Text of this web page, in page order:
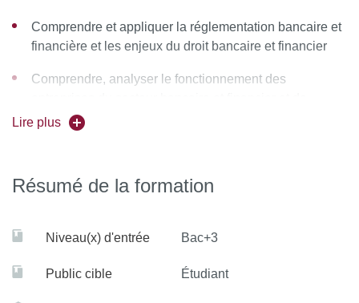
Comprendre et appliquer la réglementation bancaire et
financière et les enjeux du droit bancaire et financier
Comprendre, analyser le fonctionnement des
l'assurance
Analyser et expliquer la situation financière d’une
Étendre sa connaissance de l’entreprise pour conduire
situations rencontrées
Lire plus
Résumé de la formation
Niveau(x) d'entrée Bac+3
Public cible Étudiant